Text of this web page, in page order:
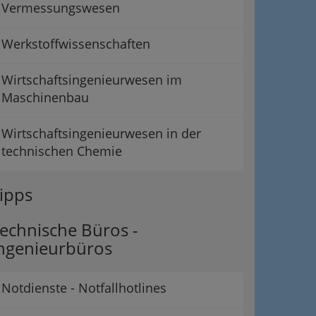
Vermessungswesen
Werkstoffwissenschaften
Wirtschaftsingenieurwesen im
Maschinenbau
Wirtschaftsingenieurwesen in der
technischen Chemie
Büros -
Notdienste - Notfallhotlines